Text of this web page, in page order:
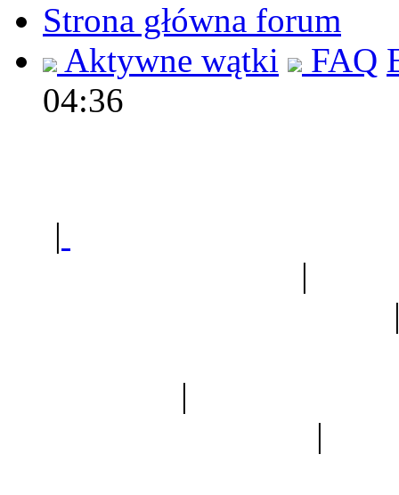
Strona główna forum
Aktywne wątki
FAQ
04:36
|
|
|
|